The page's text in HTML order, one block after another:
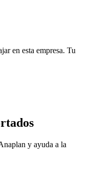
en esta empresa. Tu
y ayuda a la